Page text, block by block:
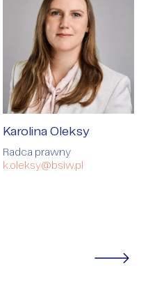
Karolina Oleksy
Radca prawny
k.oleksy@bsiw.pl